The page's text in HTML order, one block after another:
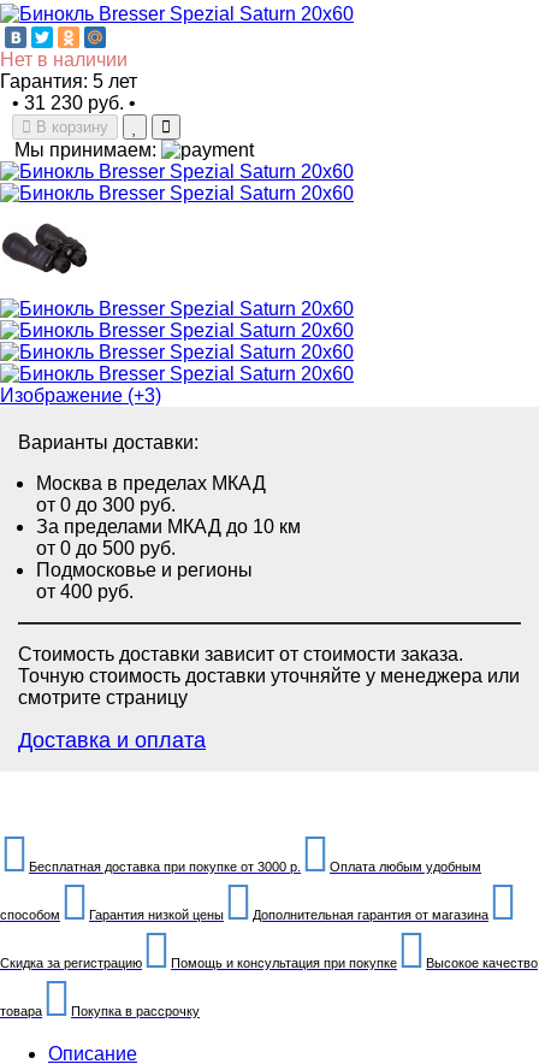
Нет в наличии
Гарантия: 5 лет
• 31 230 руб. •
В корзину
Мы принимаем:
Изображение (+3)
Варианты доставки:
Москва в пределах МКАД
от 0 до 300 руб.
За пределами МКАД до 10 км
от 0 до 500 руб.
Подмосковье и регионы
от 400 руб.
Стоимость доставки зависит от стоимости заказа.
Точную стоимость доставки уточняйте у менеджера или
смотрите страницу
Доставка и оплата
Бесплатная доставка при покупке от 3000 р. Оплата любым удобным
способом Гарантия низкой цены Дополнительная гарантия от магазина
Скидка за регистрацию Помощь и консультация при покупке Высокое качество
товара Покупка в рассрочку
Описание